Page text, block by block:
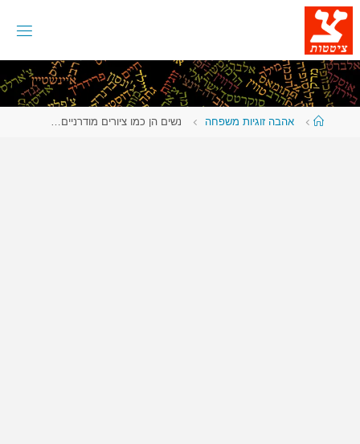
דלגו
לתוכן
עמודאהבה זוגיות משפחה נשים הן כמו ציורים מודרניים…